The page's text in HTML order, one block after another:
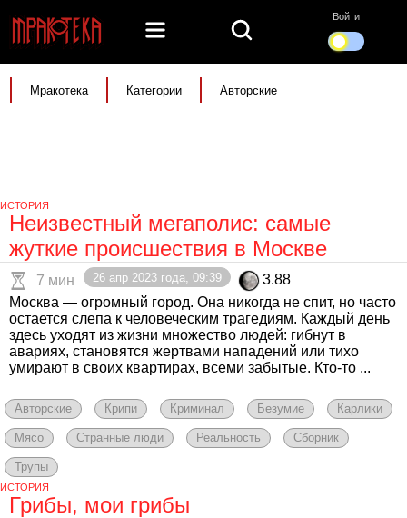
Войти
Мракотека Категории Авторские
ИСТОРИЯ
Неизвестный мегаполис: самые
жуткие происшествия в Москве
7 мин 26 апр 2023 года, 09:39
3.88
Москва — огромный город. Она никогда не спит, но часто
остается слепа к человеческим трагедиям. Каждый день
здесь уходят из жизни множество людей: гибнут в
авариях, становятся жертвами нападений или тихо
умирают в своих квартирах, всеми забытые. Кто-то ...
Авторские Крипи Криминал Безумие Карлики
Мясо Странные люди Реальность Сборник
Трупы
ИСТОРИЯ
Грибы, мои грибы